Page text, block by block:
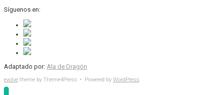
Síguenos en:
Adaptado por: Ala de Dragón
evolve theme by Theme4Press • Powered by WordPress